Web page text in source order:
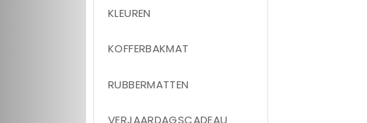
KLEUREN
KOFFERBAKMAT
RUBBERMATTEN